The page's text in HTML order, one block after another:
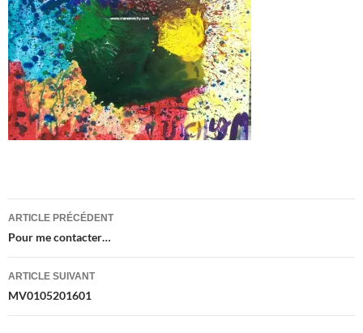
Navigation
des
articles
ARTICLE PRÉCÉDENT
Pour me contacter…
ARTICLE SUIVANT
MV0105201601